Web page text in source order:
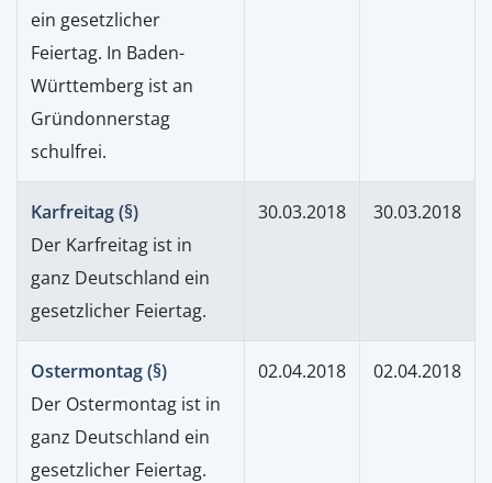
ein gesetzlicher
Feiertag. In Baden-
Württemberg ist an
Gründonnerstag
schulfrei.
Karfreitag (§)
Der Karfreitag ist in
ganz Deutschland ein
gesetzlicher Feiertag.
30.03.2018 30.03.2018
Ostermontag (§)
Der Ostermontag ist in
ganz Deutschland ein
gesetzlicher Feiertag.
02.04.2018 02.04.2018